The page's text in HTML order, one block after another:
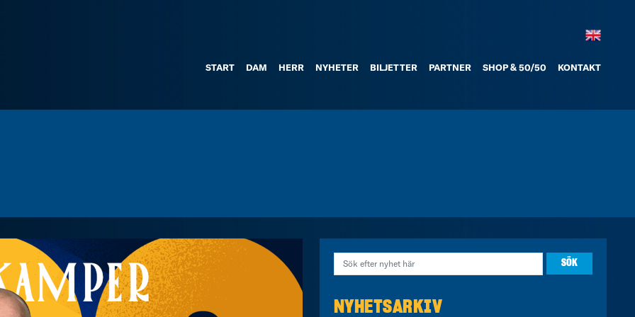
START DAM HERR NYHETER BILJETTER PARTNER SHOP & 50/50 KONTAKT
NYHETSARKIV